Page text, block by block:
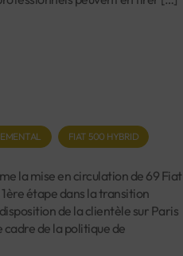
FIAT 500 HYBRID
la mise en circulation de 69 Fiat
étape dans la transition
de la clientèle sur Paris
cadre de la politique de